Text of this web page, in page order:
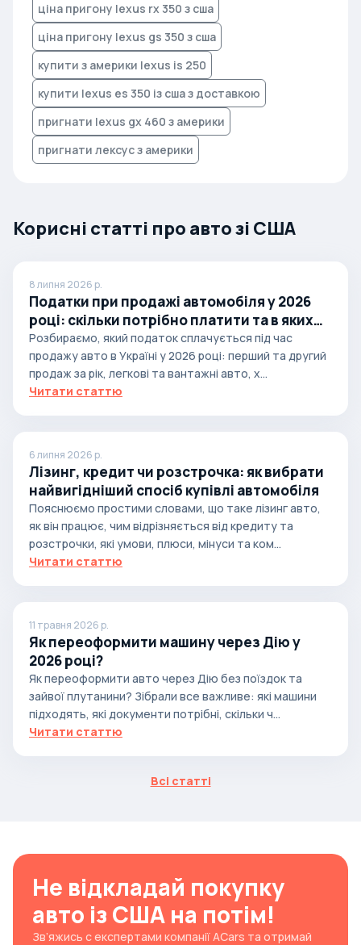
ціна пригону lexus rx 350 з сша
ціна пригону lexus gs 350 з сша
купити з америки lexus is 250
купити lexus es 350 із сша з доставкою
пригнати lexus gx 460 з америки
пригнати лексус з америки
Корисні статті про авто зі США
8 липня 2026 р.
Податки при продажі автомобіля у 2026
році: скільки потрібно платити та в яких
випадках
Розбираємо, який податок сплачується під час
продажу авто в Україні у 2026 році: перший та другий
продаж за рік, легкові та вантажні авто, х...
Читати статтю
6 липня 2026 р.
Лізинг, кредит чи розстрочка: як вибрати
найвигідніший спосіб купівлі автомобіля
Пояснюємо простими словами, що таке лізинг авто,
як він працює, чим відрізняється від кредиту та
розстрочки, які умови, плюси, мінуси та ком...
Читати статтю
11 травня 2026 р.
Як переоформити машину через Дію у
2026 році?
Як переоформити авто через Дію без поїздок та
зайвої плутанини? Зібрали все важливе: які машини
підходять, які документи потрібні, скільки ч...
Читати статтю
Всі статті
Не відкладай покупку
авто із США на потім!
Зв’яжись с експертами компанії ACars та отримай